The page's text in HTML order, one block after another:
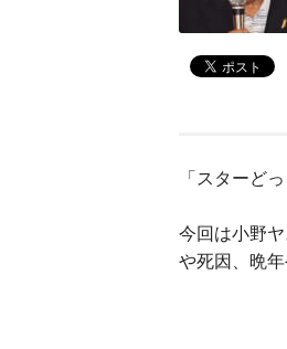
「スターど
今回は小野
や死因、晩